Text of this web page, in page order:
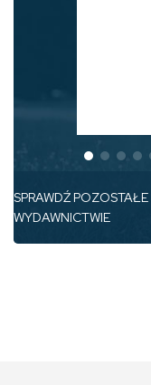
SPRAWDŹ POZOSTAŁE
WYDAWNICTWIE